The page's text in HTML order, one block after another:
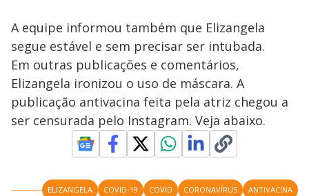
e
o
A equipe informou também que Elizangela
segue estável e sem precisar ser intubada.
Em outras publicações e comentários,
Elizangela ironizou o uso de máscara. A
publicação antivacina feita pela atriz chegou a
ser censurada pelo Instagram. Veja abaixo.
ELIZANGELA COVID-19 COVID CORONAVÍRUS
ANTIVACINA